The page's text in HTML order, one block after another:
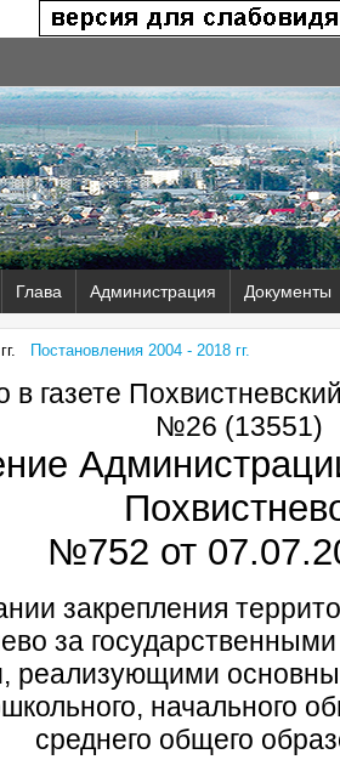
Глава Администрация Документы
Постановления 2004 - 2018 гг.
в газете
№26 (13551)
№752 от
закрепления
за
реализующими
начального
среднего общего